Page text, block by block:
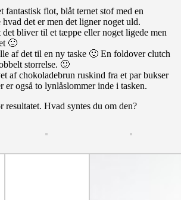
fantastisk flot, blåt ternet stof med en
det er men det ligner noget uld.
bliver til et tæppe eller noget ligede men
🙂
af det til en ny taske 🙂 En foldover clutch
storrelse. 🙂
af chokoladebrun ruskind fra et par bukser
er også to lynlåslommer inde i tasken.
resultatet. Hvad syntes du om den?